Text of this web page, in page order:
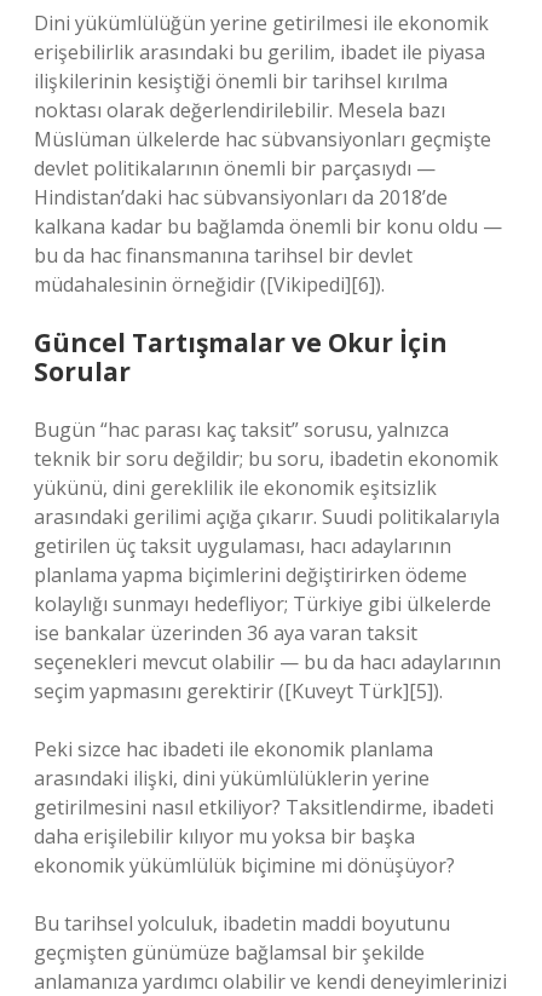
Dini yükümlülüğün yerine getirilmesi ile ekonomik
erişebilirlik arasındaki bu gerilim, ibadet ile piyasa
ilişkilerinin kesiştiği önemli bir tarihsel kırılma
noktası olarak değerlendirilebilir. Mesela bazı
Müslüman ülkelerde hac sübvansiyonları geçmişte
devlet politikalarının önemli bir parçasıydı —
Hindistan’daki hac sübvansiyonları da 2018’de
kalkana kadar bu bağlamda önemli bir konu oldu —
bu da hac finansmanına tarihsel bir devlet
müdahalesinin örneğidir ([Vikipedi][6]).
Güncel Tartışmalar ve Okur İçin
Sorular
Bugün “hac parası kaç taksit” sorusu, yalnızca
teknik bir soru değildir; bu soru, ibadetin ekonomik
yükünü, dini gereklilik ile ekonomik eşitsizlik
arasındaki gerilimi açığa çıkarır. Suudi politikalarıyla
getirilen üç taksit uygulaması, hacı adaylarının
planlama yapma biçimlerini değiştirirken ödeme
kolaylığı sunmayı hedefliyor; Türkiye gibi ülkelerde
ise bankalar üzerinden 36 aya varan taksit
seçenekleri mevcut olabilir — bu da hacı adaylarının
seçim yapmasını gerektirir ([Kuveyt Türk][5]).
Peki sizce hac ibadeti ile ekonomik planlama
arasındaki ilişki, dini yükümlülüklerin yerine
getirilmesini nasıl etkiliyor? Taksitlendirme, ibadeti
daha erişilebilir kılıyor mu yoksa bir başka
ekonomik yükümlülük biçimine mi dönüşüyor?
Bu tarihsel yolculuk, ibadetin maddi boyutunu
geçmişten günümüze bağlamsal bir şekilde
anlamanıza yardımcı olabilir ve kendi deneyimlerinizi